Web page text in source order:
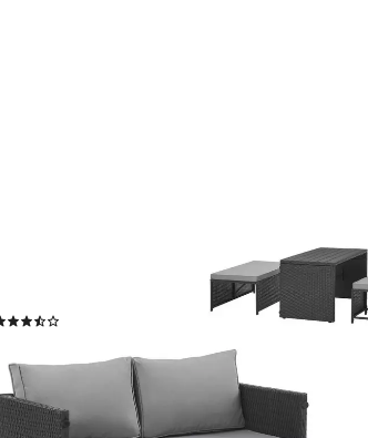
Gartenlounge-Set ATHINA, (Lounge-Set, Polyrattan),
Platzsparend, Tisch und Sofa in einem, Schwarz
lieferbar - in 5-6 Werktagen bei dir